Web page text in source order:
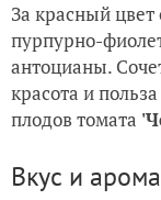
За красный
пурпурно-
антоцианы.
красота и
плодов томата
Вкус и